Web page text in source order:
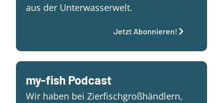
aus der Unterwasserwelt.
Jetzt Abonnieren!
my-fish Podcast
Wir haben bei Zierfischgroßhändlern,